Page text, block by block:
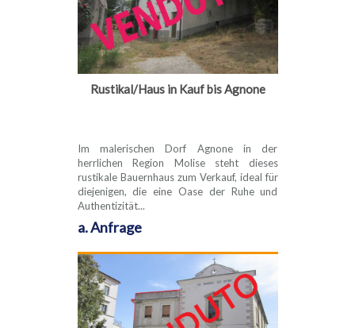
Rustikal/Haus in Kauf bis Agnone
Im malerischen Dorf Agnone in der
herrlichen Region Molise steht dieses
rustikale Bauernhaus zum Verkauf, ideal für
diejenigen, die eine Oase der Ruhe und
Authentizität...
a. Anfrage